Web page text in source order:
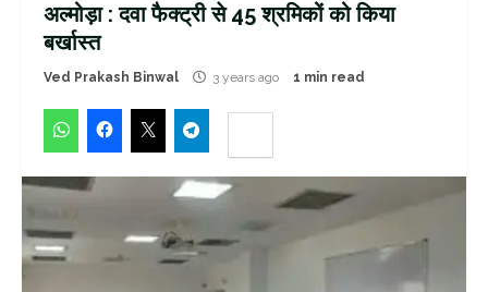
अल्मोड़ा : दवा फैक्ट्री से 45 श्रमिकों को किया
बर्खास्त
Ved Prakash Binwal 3 years ago 1 min read